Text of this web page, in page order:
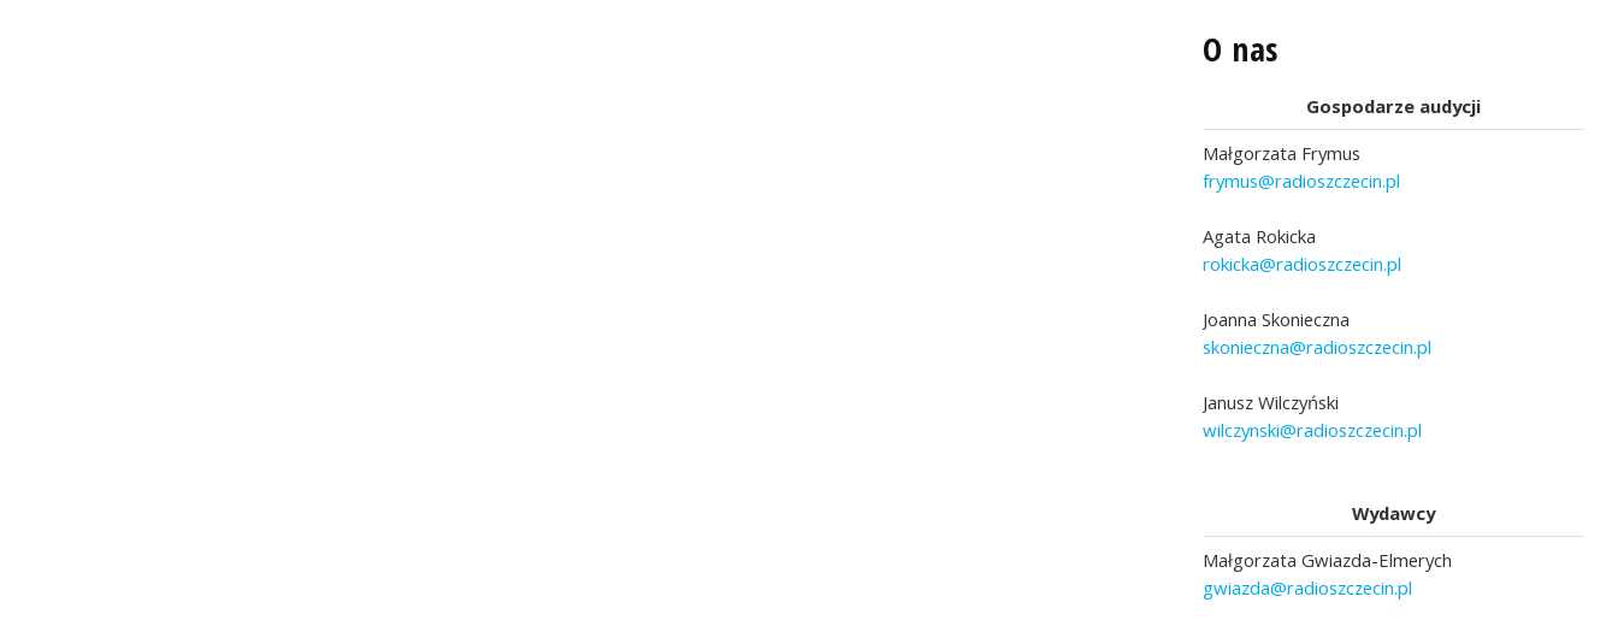
O nas
Gospodarze audycji
Małgorzata Frymus
frymus@radioszczecin.pl
Agata Rokicka
rokicka@radioszczecin.pl
Joanna Skonieczna
skonieczna@radioszczecin.pl
Janusz Wilczyński
wilczynski@radioszczecin.pl
Wydawcy
Małgorzata Gwiazda-Elmerych
gwiazda@radioszczecin.pl